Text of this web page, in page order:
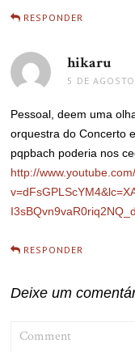
RESPONDER
hikaru
5 DE
Pessoal, deem uma
orquestra do Concerto
pqpbach poderia nos
http://
RESPONDER
Deixe um